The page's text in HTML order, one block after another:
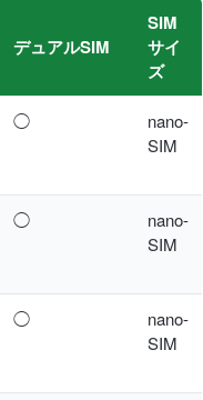
デュアルSIM
SIM
サイ
ズ
◯
nano-
SIM
◯
nano-
SIM
◯
nano-
SIM